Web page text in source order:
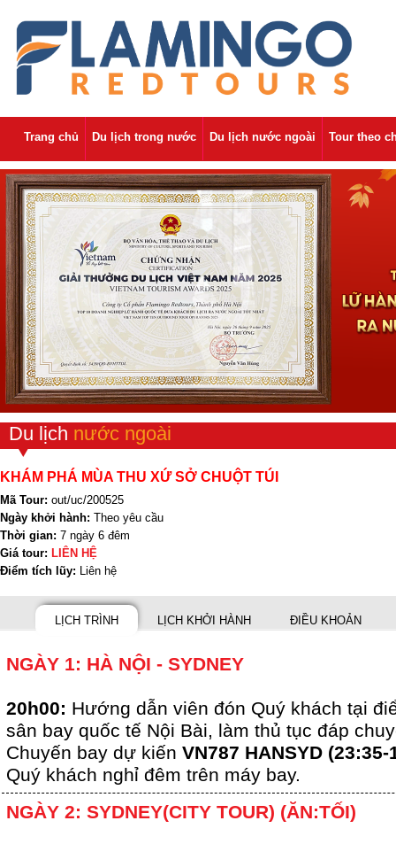
Trang chủ Du lịch trong nước Du lịch nước ngoài Tour theo
Du lịch nước ngoài
KHÁM PHÁ MÙA THU XỨ SỞ CHUỘT TÚI
Mã Tour: out/uc/200525
Ngày khởi hành: Theo yêu cầu
Thời gian: 7 ngày 6 đêm
Giá tour: LIÊN HỆ
Điểm tích lũy: Liên hệ
LỊCH TRÌNH LỊCH KHỞI HÀNH ĐIỀU KHOẢN
NGÀY 1: HÀ NỘI - SYDNEY
20h00: Hướng dẫn viên đón Quý khách tại
sân bay quốc tế Nội Bài, làm thủ tục đáp
Chuyến bay dự kiến VN787 HANSYD (23:35-
Quý khách nghỉ đêm trên máy bay.
NGÀY 2: SYDNEY(CITY TOUR) (ĂN:TỐI)